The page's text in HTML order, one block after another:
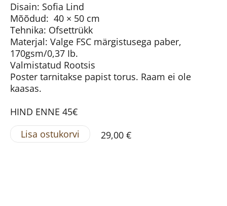
Disain: Sofia Lind
Mõõdud: 40 × 50 cm
Tehnika: Ofsettrükk
Materjal: Valge FSC märgistusega paber,
170gsm/0,37 Ib.
Valmistatud Rootsis
Poster tarnitakse papist torus. Raam ei ole
kaasas.
HIND ENNE 45€
Lisa ostukorvi
29,00 €